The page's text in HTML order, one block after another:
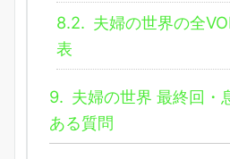
8.2. 夫婦の世界の全
表
9. 夫婦の世界 最終回・
ある質問